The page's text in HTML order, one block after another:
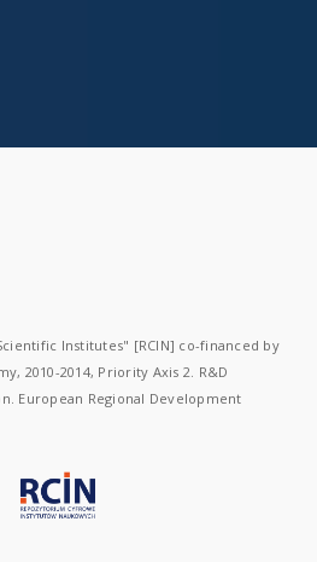
Institutes" [RCIN] co-financed by
2010-2014, Priority Axis 2. R&D
European Regional Development